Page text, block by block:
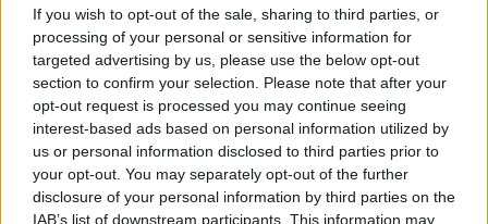
If you wish to opt-out of the sale, sharing to third parties, or
processing of your personal or sensitive information for
targeted advertising by us, please use the below opt-out
section to confirm your selection. Please note that after your
opt-out request is processed you may continue seeing
interest-based ads based on personal information utilized by
us or personal information disclosed to third parties prior to
your opt-out. You may separately opt-out of the further
disclosure of your personal information by third parties on the
IAB’s list of downstream participants. This information may
VANILLA BLONDE
4 augusti 2015, 14:36